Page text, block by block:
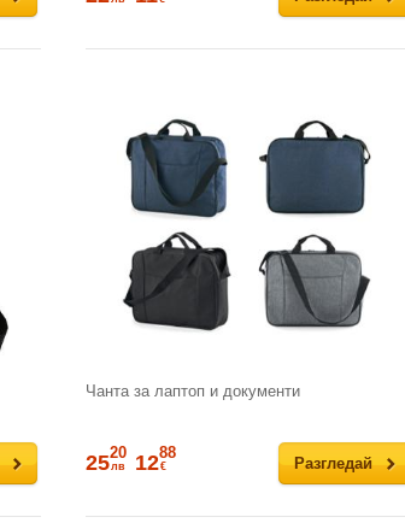
Чанта за лаптоп и документи
Разгледай
2520
лв 1288
€